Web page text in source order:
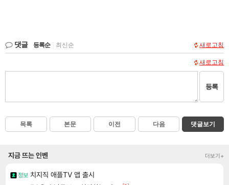
댓글 등록순 최신순 새로고침
새로고침
등록
목록 본문 이전 다음 댓글보기
지금 뜨는 인벤 더보기+
정보 치지직 애플TV 앱 출시